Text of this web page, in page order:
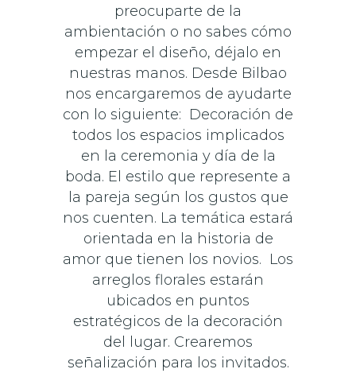
preocuparte de la
ambientación o no sabes cómo
empezar el diseño, déjalo en
nuestras manos. Desde Bilbao
nos encargaremos de ayudarte
con lo siguiente: Decoración de
todos los espacios implicados
en la ceremonia y día de la
boda. El estilo que represente a
la pareja según los gustos que
nos cuenten. La temática estará
orientada en la historia de
amor que tienen los novios. Los
arreglos florales estarán
ubicados en puntos
estratégicos de la decoración
del lugar. Crearemos
señalización para los invitados.